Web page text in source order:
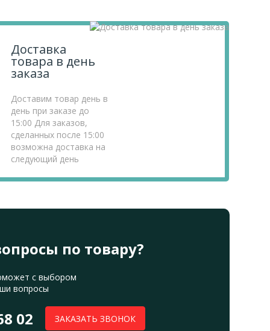
Доставка
товара в день
заказа
Доставим товар день в
день при заказе до
15:00 Для заказов,
сделанных после 15:00
возможна доставка на
следующий день
по товару?
с выбором
вопросы
02 ЗАКАЗАТЬ ЗВОНОК